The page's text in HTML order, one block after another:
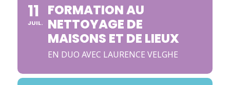
11
JUIL.
FORMATION AU
NETTOYAGE DE
MAISONS ET DE LIEUX
EN DUO AVEC LAURENCE VELGHE